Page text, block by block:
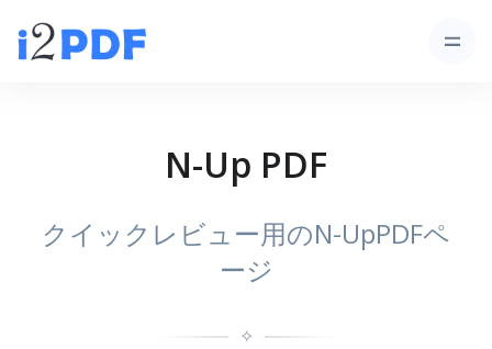
N-Up PDF
クイックレビュー用のN-UpPDFペ
ージ
✧